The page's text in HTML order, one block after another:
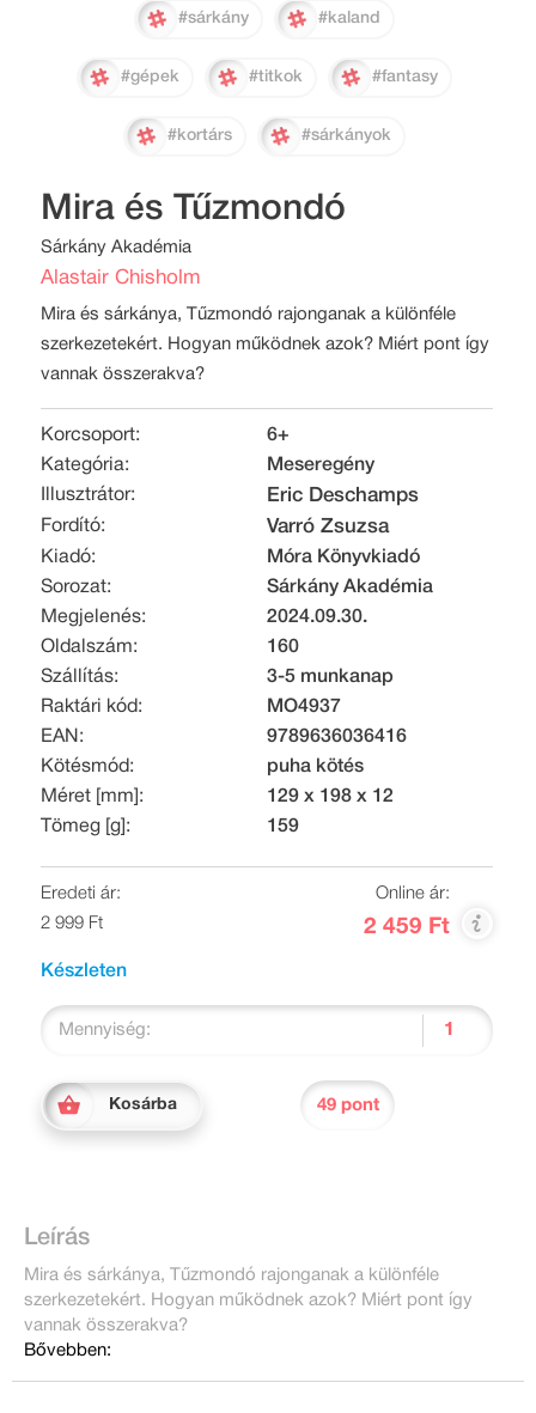
#sárkány #kaland
#gépek #titkok #fantasy
#kortárs #sárkányok
Mira és Tűzmondó
Sárkány Akadémia
Alastair Chisholm
Mira és sárkánya, Tűzmondó rajonganak a különféle
szerkezetekért. Hogyan működnek azok? Miért pont így
vannak összerakva?
Korcsoport:
6+
Kategória:
Meseregény
Illusztrátor:
Eric Deschamps
Fordító: Varró Zsuzsa
Kiadó:
Móra Könyvkiadó
Sorozat:
Sárkány Akadémia
Megjelenés:
2024.09.30.
Oldalszám:
160
Szállítás:
3-5 munkanap
Raktári kód:
MO4937
EAN:
9789636036416
Kötésmód:
puha kötés
Méret [mm]:
129 x 198 x 12
Tömeg [g]:
159
Eredeti ár:
2 999 Ft
Online ár:
2 459 Ft
Készleten
Mennyiség:
Kosárba 49 pont
Leírás
Mira és sárkánya, Tűzmondó rajonganak a különféle
szerkezetekért. Hogyan működnek azok? Miért pont így
vannak összerakva?
Bővebben: